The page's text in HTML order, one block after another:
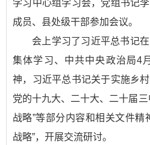
学习中心组学习会，党组书记
成员、县处级干部参加会议。
会上学习了习近平总书记
集体学习、中共中央政治局4
神，习近平总书记关于实施乡
党的十九大、二十大、二十届
战略”等部分内容和相关文件精
战略”，开展交流研讨。